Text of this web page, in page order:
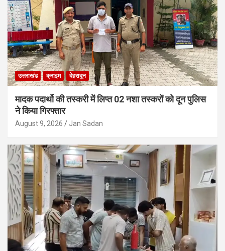
उत्तराखंड क्राइम देहरादून
मादक पदार्थो की तस्करी में लिप्त 02 नशा तस्करों को दून पुलिस
ने किया गिरफ्तार
August 9, 2026 Jan Sadan